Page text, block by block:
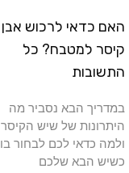
האם כדאי לרכוש אבן
קיסר למטבח? כל
התשובות
במדריך הבא נסביר מה
היתרונות של שיש הקיסר
ולמה כדאי לכם לבחור בו
כשיש הבא שלכם